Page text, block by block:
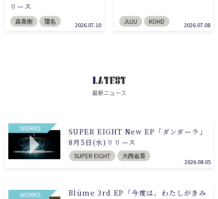
リース
森真樹 理名 2026.07.10 JUJU KOHD 2026.07.08
LATEST
最新ニュース
WORKS
SUPER EIGHT New EP「ダンダーラ」
8月5日(水)リリース
SUPER EIGHT 大西省吾
2026.08.05
WORKS
Blüme 3rd EP「今度は、わたしがきみ